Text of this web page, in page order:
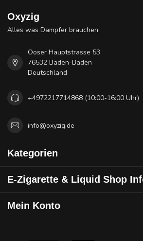
Oxyzig
Alles was Dampfer brauchen
Ooser Hauptstrasse 53
76532 Baden-Baden
Deutschland
+4972217714868 (10:00-16:00 Uhr)
info@oxyzig.de
Kategorien
E-Zigarette & Liquid Shop
Mein Konto